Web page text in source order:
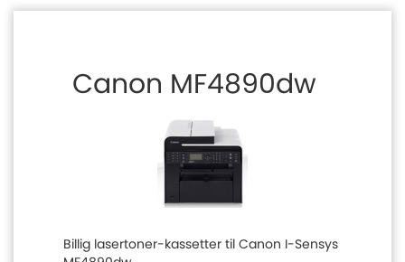
Canon MF4890dw
Billig lasertoner-kassetter til Canon I-Sensys